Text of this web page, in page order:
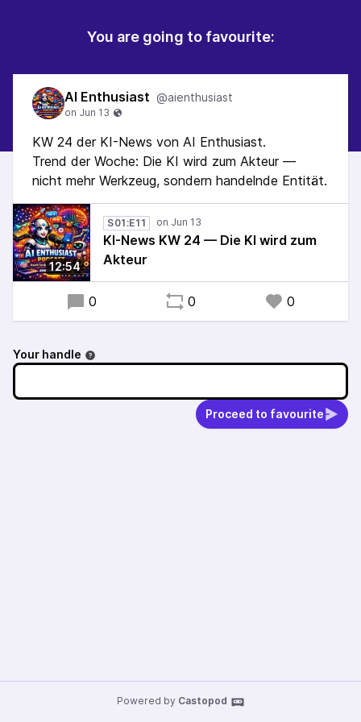
You are going to favourite:
AI Enthusiast @aienthusiast
KW 24 der KI-News von AI Enthusiast.
Trend der Woche: Die KI wird zum Akteur —
nicht mehr Werkzeug, sondern handelnde Entität.
12:54
S01:E11
KI-News KW 24 — Die KI wird zum
Akteur
0 0 0
Your handle
Proceed to favourite
Powered by Castopod